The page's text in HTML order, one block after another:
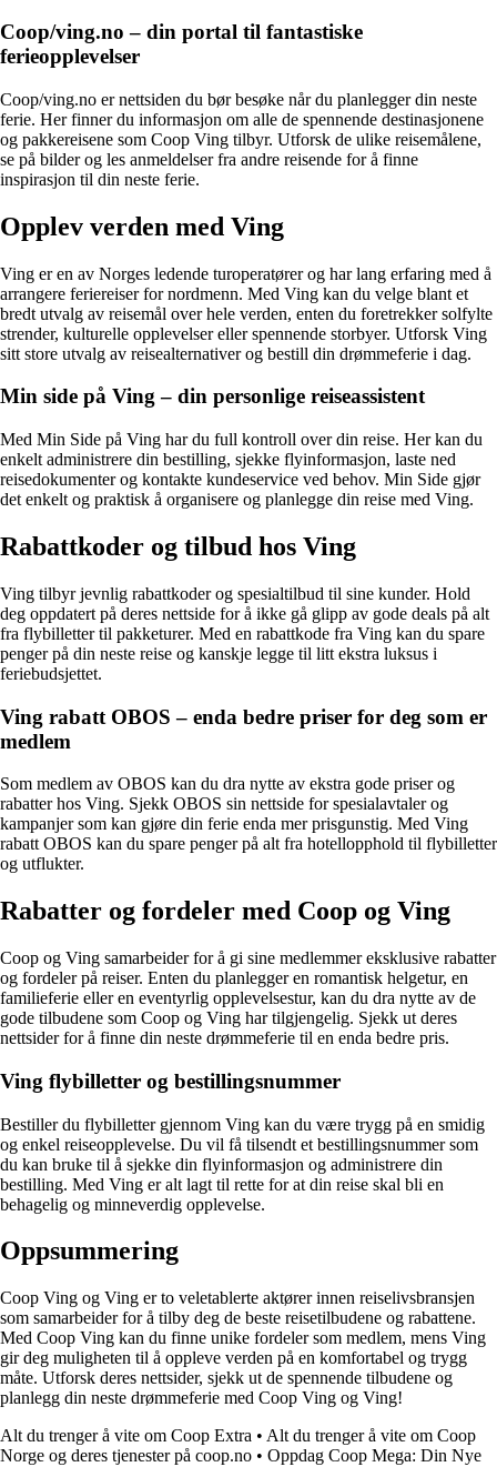
Coop/ving.no – din portal til fantastiske
ferieopplevelser
Coop/ving.no er nettsiden du bør besøke når du planlegger din neste
ferie. Her finner du informasjon om alle de spennende destinasjonene
og pakkereisene som Coop Ving tilbyr. Utforsk de ulike reisemålene,
se på bilder og les anmeldelser fra andre reisende for å finne
inspirasjon til din neste ferie.
Opplev verden med Ving
Ving er en av Norges ledende turoperatører og har lang erfaring med å
arrangere feriereiser for nordmenn. Med Ving kan du velge blant et
bredt utvalg av reisemål over hele verden, enten du foretrekker solfylte
strender, kulturelle opplevelser eller spennende storbyer. Utforsk Ving
sitt store utvalg av reisealternativer og bestill din drømmeferie i dag.
Min side på Ving – din personlige reiseassistent
Med Min Side på Ving har du full kontroll over din reise. Her kan du
enkelt administrere din bestilling, sjekke flyinformasjon, laste ned
reisedokumenter og kontakte kundeservice ved behov. Min Side gjør
det enkelt og praktisk å organisere og planlegge din reise med Ving.
Rabattkoder og tilbud hos Ving
Ving tilbyr jevnlig rabattkoder og spesialtilbud til sine kunder. Hold
deg oppdatert på deres nettside for å ikke gå glipp av gode deals på alt
fra flybilletter til pakketurer. Med en rabattkode fra Ving kan du spare
penger på din neste reise og kanskje legge til litt ekstra luksus i
feriebudsjettet.
Ving rabatt OBOS – enda bedre priser for deg som er
medlem
Som medlem av OBOS kan du dra nytte av ekstra gode priser og
rabatter hos Ving. Sjekk OBOS sin nettside for spesialavtaler og
kampanjer som kan gjøre din ferie enda mer prisgunstig. Med Ving
rabatt OBOS kan du spare penger på alt fra hotellopphold til flybilletter
og utflukter.
Rabatter og fordeler med Coop og Ving
Coop og Ving samarbeider for å gi sine medlemmer eksklusive rabatter
og fordeler på reiser. Enten du planlegger en romantisk helgetur, en
familieferie eller en eventyrlig opplevelsestur, kan du dra nytte av de
gode tilbudene som Coop og Ving har tilgjengelig. Sjekk ut deres
nettsider for å finne din neste drømmeferie til en enda bedre pris.
Ving flybilletter og bestillingsnummer
Bestiller du flybilletter gjennom Ving kan du være trygg på en smidig
og enkel reiseopplevelse. Du vil få tilsendt et bestillingsnummer som
du kan bruke til å sjekke din flyinformasjon og administrere din
bestilling. Med Ving er alt lagt til rette for at din reise skal bli en
behagelig og minneverdig opplevelse.
Oppsummering
Coop Ving og Ving er to veletablerte aktører innen reiselivsbransjen
som samarbeider for å tilby deg de beste reisetilbudene og rabattene.
Med Coop Ving kan du finne unike fordeler som medlem, mens Ving
gir deg muligheten til å oppleve verden på en komfortabel og trygg
måte. Utforsk deres nettsider, sjekk ut de spennende tilbudene og
planlegg din neste drømmeferie med Coop Ving og Ving!
Alt du trenger å vite om Coop Extra • Alt du trenger å vite om Coop
Norge og deres tjenester på coop.no • Oppdag Coop Mega: Din Nye